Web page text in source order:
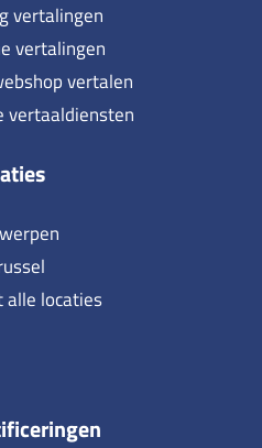
vertalingen
vertalingen
vertalen
vertaaldiensten
alle locaties